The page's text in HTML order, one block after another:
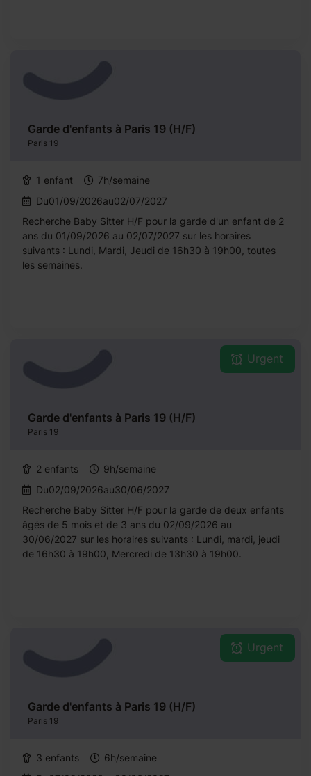
Garde d'enfants à Paris 19 (H/F)
Paris 19
1 enfant
7h/semaine
Du01/09/2026au02/07/2027
Recherche Baby Sitter H/F pour la garde d'un enfant de 2
ans du 01/09/2026 au 02/07/2027 sur les horaires
suivants : Lundi, Mardi, Jeudi de 16h30 à 19h00, toutes
les semaines.
Garde d'enfants à Paris 19 (H/F)
Paris 19
Urgent
2 enfants
9h/semaine
Du02/09/2026au30/06/2027
Recherche Baby Sitter H/F pour la garde de deux enfants
âgés de 5 mois et de 3 ans du 02/09/2026 au
30/06/2027 sur les horaires suivants : Lundi, mardi, jeudi
de 16h30 à 19h00, Mercredi de 13h30 à 19h00.
Garde d'enfants à Paris 19 (H/F)
Paris 19
Urgent
3 enfants
6h/semaine